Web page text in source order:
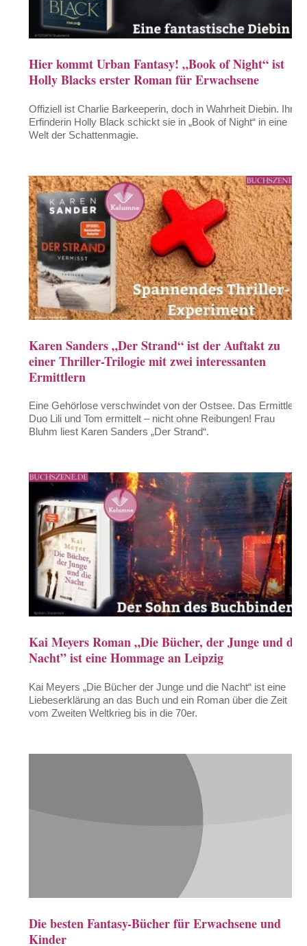
Hier kommt Urban Fantasy! „Book of Night“ ist
Holly Blacks erster Roman für Erwachsene
Offiziell ist Charlie Barkeeperin, doch in Wahrheit Diebin. Ihre
Erfinderin Holly Black schickt sie in „Book of Night“ in eine
Welt der Schattenmagie.
Karen Sanders „Der Strand“ ist der Auftakt zu
einer Thriller-Trilogie mit zwei interessanten
Ermittlern
Eine Gehörlose verschwindet von der Ostsee. Das Ermittler-
Duo Lili und Tom ermittelt – nicht ohne Reibungen! Frau
Bluhm liest Karen Sanders „Der Strand“.
Kai Meyers Roman „Die Bücher, der Junge und die
Nacht” ist eine Hommage an Leipzig
Kai Meyers „Die Bücher der Junge und die Nacht“ ist eine
Liebeserklärung an das Buch und ein Roman über die Zeit
vom Zweiten Weltkrieg bis in die 70er.
Die besten Fantasy-Bücher für Erwachsene und
Kinder